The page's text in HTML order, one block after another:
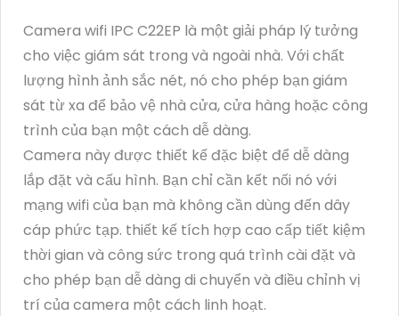
Camera wifi IPC C22EP là một giải pháp lý tưởng
cho việc giám sát trong và ngoài nhà. Với chất
lượng hình ảnh sắc nét, nó cho phép bạn giám
sát từ xa để bảo vệ nhà cửa, cửa hàng hoặc công
trình của bạn một cách dễ dàng.
Camera này được thiết kế đặc biệt để dễ dàng
lắp đặt và cấu hình. Bạn chỉ cần kết nối nó với
mạng wifi của bạn mà không cần dùng đến dây
cáp phức tạp. thiết kế tích hợp cao cấp tiết kiệm
thời gian và công sức trong quá trình cài đặt và
cho phép bạn dễ dàng di chuyển và điều chỉnh vị
trí của camera một cách linh hoạt.